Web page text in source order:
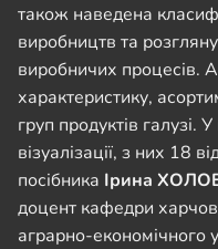
також наведена
виробництв та
виробничих процесів.
характеристику,
груп продуктів галузі.
візуалізації, з них 18
посібника Ірина
доцент кафедри
аграрно-економічного